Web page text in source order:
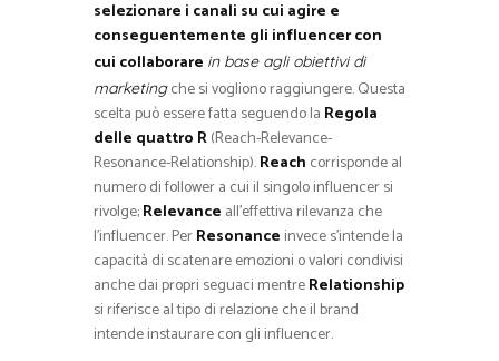
selezionare i canali su cui agire e
conseguentemente gli influencer con
cui collaborare in base agli obiettivi di
marketingche si vogliono raggiungere. Questa
scelta può essere fatta seguendo la Regola
delle quattro R(Reach-Relevance-
Resonance-Relationship).Reach corrisponde al
numero di follower a cui il singolo influencer si
rivolge;Relevance all’effettiva rilevanza che
l’influencer. PerResonance invece s’intende la
capacità di scatenare emozioni o valori condivisi
anche dai propri seguaci mentreRelationship
si riferisce al tipo di relazione che il brand
intende instaurare con gli influencer.